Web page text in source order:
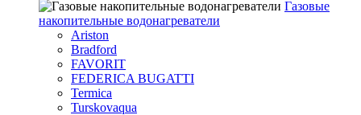
Газовые
накопительные водонагреватели
Ariston
Bradford
FAVORIT
FEDERICA BUGATTI
Termica
Turskovaqua